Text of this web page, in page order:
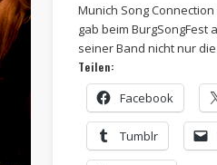
Munich Song
gab beim BurgSongFest
seiner Band nicht nur
Teilen:
Facebook
Tumblr